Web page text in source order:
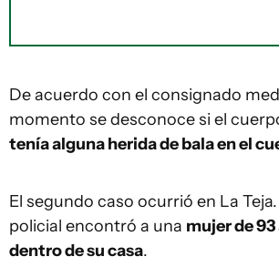
De acuerdo con el consignado
momento se desconoce si el
tenía alguna herida de bala en el
El segundo caso ocurrió en La
policial encontró a una mujer de
dentro de su casa.